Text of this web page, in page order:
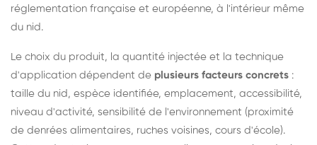
réglementation française et européenne, à l'intérieur même
du nid.
Le choix du produit, la quantité injectée et la technique
d'application dépendent de plusieurs facteurs concrets :
taille du nid, espèce identifiée, emplacement, accessibilité,
niveau d'activité, sensibilité de l'environnement (proximité
de denrées alimentaires, ruches voisines, cours d'école).